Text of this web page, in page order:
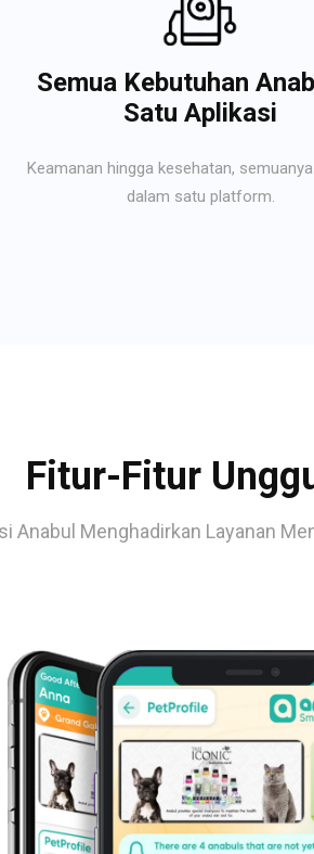
Semua Kebutuhan
Satu Aplikasi
Keamanan hingga kesehatan,
dalam satu platform.
Fitur-Fitur
Anabul Menghadirkan Layanan